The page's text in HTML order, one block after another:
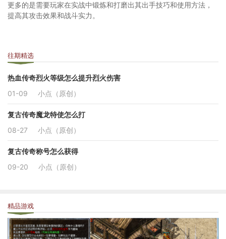
更多的是需要玩家在实战中锻炼和打磨出其出手技巧和使用方法，
提高其攻击效果和战斗实力。
往期精选
热血传奇烈火等级怎么提升烈火伤害
01-09
小点（原创）
复古传奇魔龙特使怎么打
08-27
小点（原创）
复古传奇称号怎么获得
09-20
小点（原创）
精品游戏